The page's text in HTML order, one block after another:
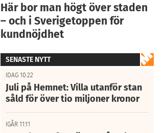
Här bor man högt över staden
– och i Sverigetoppen för
kundnöjdhet
SENASTE NYTT
IDAG 10:22
Juli på Hemnet: Villa utanför stan
såld för över tio miljoner kronor
IGÅR 11:11